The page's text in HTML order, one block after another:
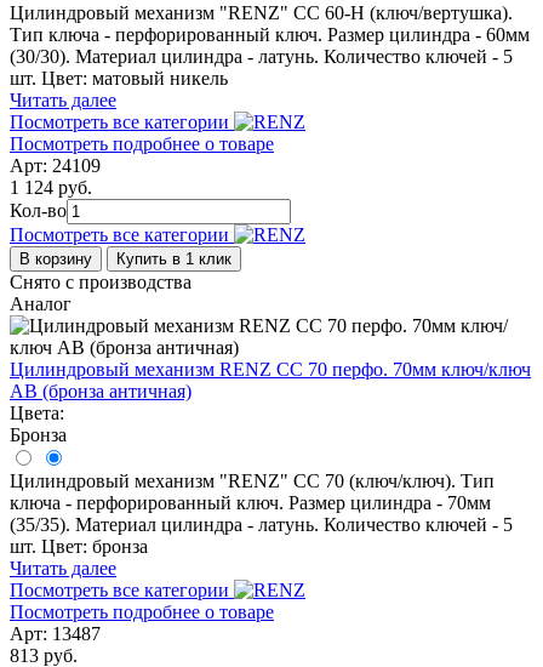
Цилиндровый механизм "RENZ" CC 60-H (ключ/вертушка).
Тип ключа - перфорированный ключ. Размер цилиндра - 60мм
(30/30). Материал цилиндра - латунь. Количество ключей - 5
шт. Цвет: матовый никель
Читать далее
Посмотреть все категории
Посмотреть подробнее о товаре
Арт: 24109
1 124 руб.
Кол-во
Посмотреть все категории
В корзину Купить в 1 клик
Снято с производства
Аналог
Цилиндровый механизм RENZ CС 70 перфо. 70мм ключ/ключ
AB (бронза античная)
Цвета:
Бронза
Цилиндровый механизм "RENZ" CC 70 (ключ/ключ). Тип
ключа - перфорированный ключ. Размер цилиндра - 70мм
(35/35). Материал цилиндра - латунь. Количество ключей - 5
шт. Цвет: бронза
Читать далее
Посмотреть все категории
Посмотреть подробнее о товаре
Арт: 13487
813 руб.